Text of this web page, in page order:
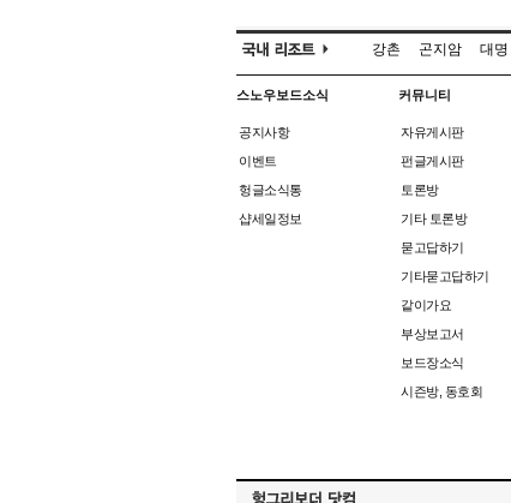
강촌 곤지암 대명
스노우보드소식
공지사항
이벤트
헝글소식통
샵세일정보
커뮤니티
자유게시판
펀글게시판
토론방
기타 토론방
묻고답하기
기타묻고답하기
같이가요
부상보고서
보드장소식
시즌방, 동호회